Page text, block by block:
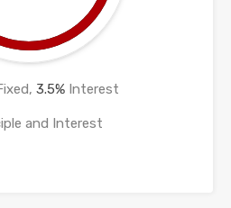
3.5% Interest
and Interest